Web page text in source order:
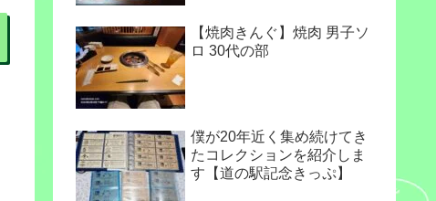
【焼肉きんぐ】焼肉 男子ソ
ロ 30代の部
僕が20年近く集め続けてき
たコレクションを紹介しま
す【道の駅記念きっぷ】